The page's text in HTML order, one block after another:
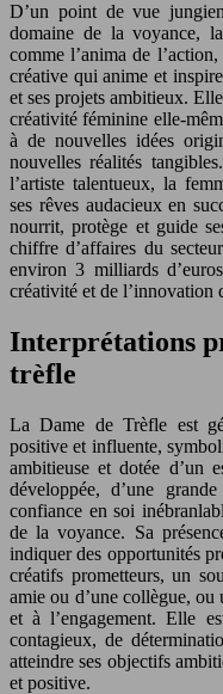
D’un point de vue
domaine de la voyance,
comme l’anima de
créative qui anime et
et ses projets ambitieux.
créativité féminine elle-
à de nouvelles idées
nouvelles réalités
l’artiste talentueux, la
ses rêves audacieux en
nourrit, protège et guide
chiffre d’affaires du
environ 3 milliards
créativité et de l’innovation
Interprétations
trèfle
La Dame de Trèfle est
positive et influente,
ambitieuse et dotée d’un
développée, d’une
confiance en soi
de la voyance. Sa
indiquer des opportunités
créatifs prometteurs, un
amie ou d’une collègue, ou
et à l’engagement. Elle
contagieux, de
atteindre ses objectifs
et positive.